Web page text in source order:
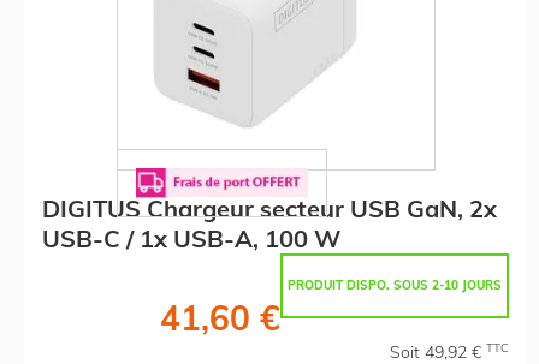
DIGITUS Chargeur secteur USB GaN, 2x
USB-C / 1x USB-A, 100 W
PRODUIT DISPO. SOUS 2-10 JOURS
41,60 €
Soit 49,92 € TTC